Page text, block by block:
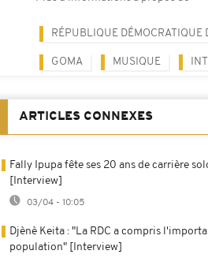
RÉPUBLIQUE DÉMOCRATIQUE
GOMA MUSIQUE
ARTICLES CONNEXES
Fally Ipupa fête ses 20 ans de carrière
[Interview]
03/04 - 10:05
Djènè Keita : "La RDC a compris
population" [Interview]